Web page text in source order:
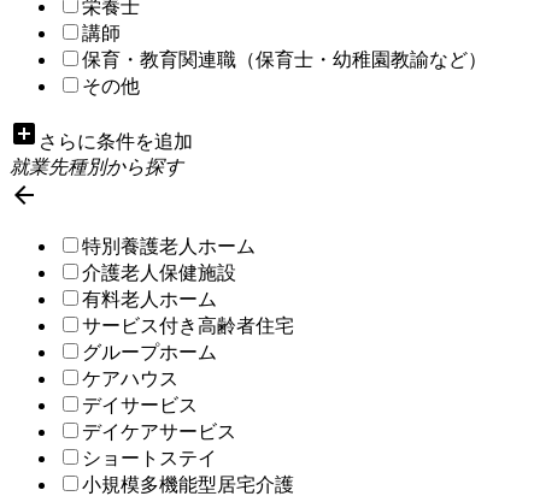
栄養士
講師
保育・教育関連職（保育士・幼稚園教諭など）
その他
add_box さらに条件を追加
就業先種別から探す

特別養護老人ホーム
介護老人保健施設
有料老人ホーム
サービス付き高齢者住宅
グループホーム
ケアハウス
デイサービス
デイケアサービス
ショートステイ
小規模多機能型居宅介護